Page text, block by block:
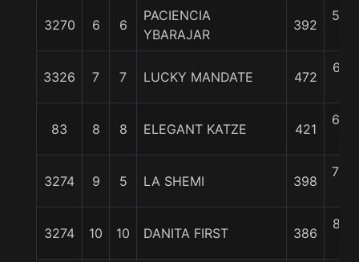
3270 6 6
PACIENCIA
YBARAJAR
392
5 3/
3326 7 7 LUCKY MANDATE 472
6 1/
83 8 8 ELEGANT KATZE 421
6 3/
3274 9 5 LA SHEMI 398
7 3/
3274 10 10 DANITA FIRST 386
8 1/